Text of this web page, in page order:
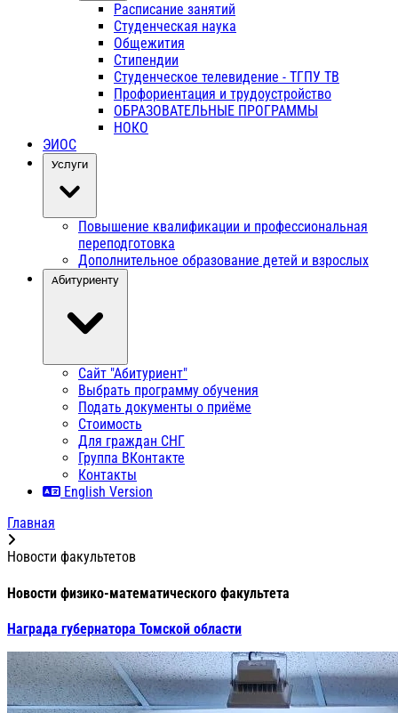
Расписание занятий
Студенческая наука
Общежития
Стипендии
Студенческое телевидение - ТГПУ ТВ
Профориентация и трудоустройство
ОБРАЗОВАТЕЛЬНЫЕ ПРОГРАММЫ
НОКО
ЭИОС
Услуги
Повышение квалификации и профессиональная
переподготовка
Дополнительное образование детей и взрослых
Абитуриенту
Сайт "Абитуриент"
Выбрать программу обучения
Подать документы о приёме
Стоимость
Для граждан СНГ
Группа ВКонтакте
Контакты
English Version
Главная
Новости факультетов
Новости физико-математического факультета
Награда губернатора Томской области